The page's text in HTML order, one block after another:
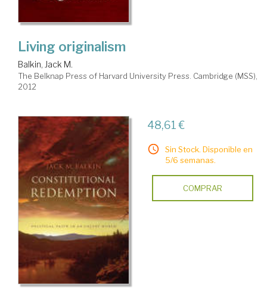
Living originalism
Balkin, Jack M.
The Belknap Press of Harvard University Press. Cambridge (MSS),
2012
48,61 €
Sin Stock. Disponible en
5/6 semanas.
COMPRAR